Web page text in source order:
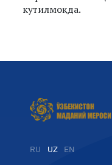
кутилмоқда.
RU UZ EN